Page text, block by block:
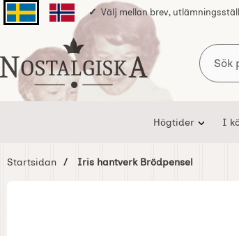
Svenska sidanNorska sidan
Välj mellan brev,
Startsidan för Nostalgiska
Sök
Högtider I
Startsidan Iris hantverk Brödpensel